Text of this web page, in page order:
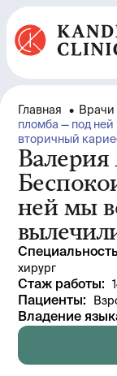
Главная • Врачи
пломба — под
вторичный
ней мы
хирург
Стаж работы:
Пациенты:
Владение